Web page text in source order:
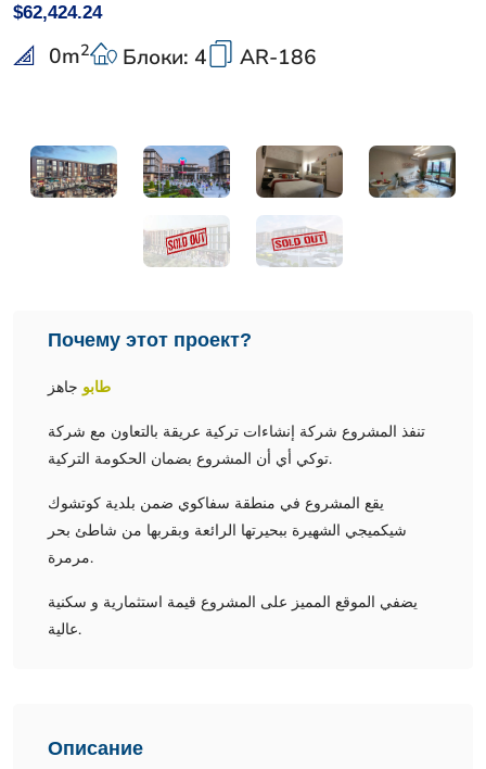
$62,424.24
0m2 Блоки: 4 AR-186
Почему этот проект?
طابو جاهز
تنفذ المشروع شركة إنشاءات تركية عريقة بالتعاون مع شركة
توكي أي أن المشروع بضمان الحكومة التركية.
يقع المشروع في منطقة سفاكوي ضمن بلدية كوتشوك
شيكميجي الشهيرة ببحيرتها الرائعة وبقربها من شاطئ بحر
مرمرة.
يضفي الموقع المميز على المشروع قيمة استثمارية و سكنية
عالية.
Описание